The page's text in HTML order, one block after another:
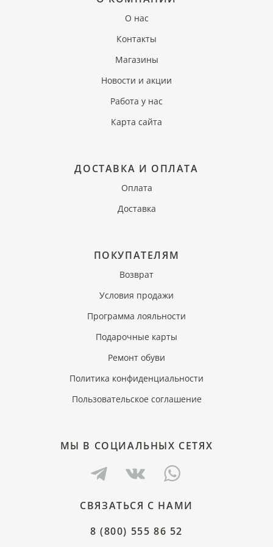
О нас
Контакты
Магазины
Новости и акции
Работа у нас
Карта сайта
ДОСТАВКА И ОПЛАТА
Оплата
Доставка
ПОКУПАТЕЛЯМ
Возврат
Условия продажи
Программа лояльности
Подарочные карты
Ремонт обуви
Политика конфиденциальности
Пользовательское соглашение
МЫ В СОЦИАЛЬНЫХ СЕТЯХ
СВЯЗАТЬСЯ С НАМИ
8 (800) 555 86 52